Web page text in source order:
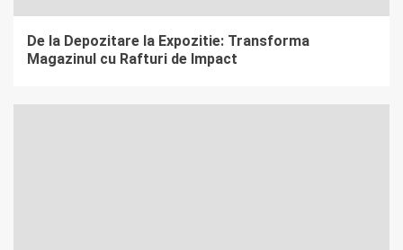
De la Depozitare la Expozitie: Transforma
Magazinul cu Rafturi de Impact